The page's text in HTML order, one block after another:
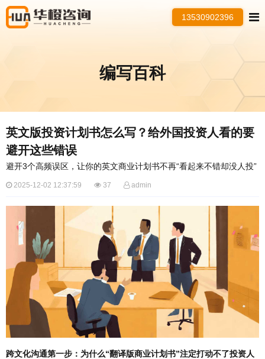
13530902396
编写百科
英文版投资计划书怎么写？给外国投资人看的要
避开这些错误
避开3个高频误区，让你的英文商业计划书不再“看起来不错却没人投”
2025-12-02 12:37:59 37 admin
跨文化沟通第一步：为什么“翻译版商业计划书”注定打动不了投资人